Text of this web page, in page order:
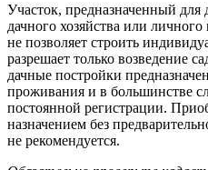
Участок, предназначенный для
дачного хозяйства или
не позволяет строить
разрешает только возведение
дачные постройки
проживания и в большинстве
постоянной регистрации.
назначением без
не рекомендуется.